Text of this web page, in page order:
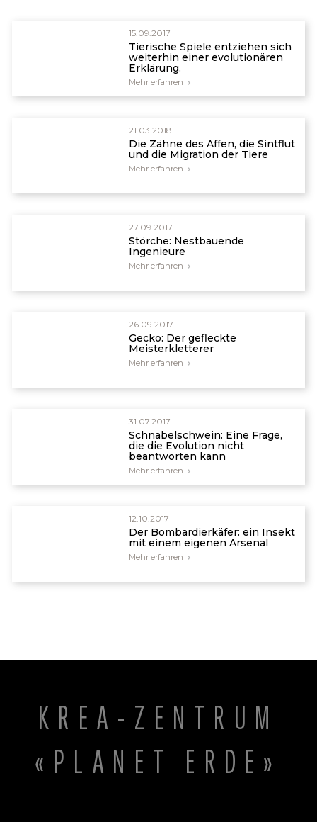
15.09.2017
Tierische Spiele entziehen sich
weiterhin einer evolutionären
Erklärung.
Mehr erfahren
21.03.2018
Die Zähne des Affen, die Sintflut
und die Migration der Tiere
Mehr erfahren
27.09.2017
Störche: Nestbauende
Ingenieure
Mehr erfahren
26.09.2017
Gecko: Der gefleckte
Meisterkletterer
Mehr erfahren
31.07.2017
Schnabelschwein: Eine Frage,
die die Evolution nicht
beantworten kann
Mehr erfahren
12.10.2017
Der Bombardierkäfer: ein Insekt
mit einem eigenen Arsenal
Mehr erfahren
KREA-ZENTRUM
«PLANET ERDE»